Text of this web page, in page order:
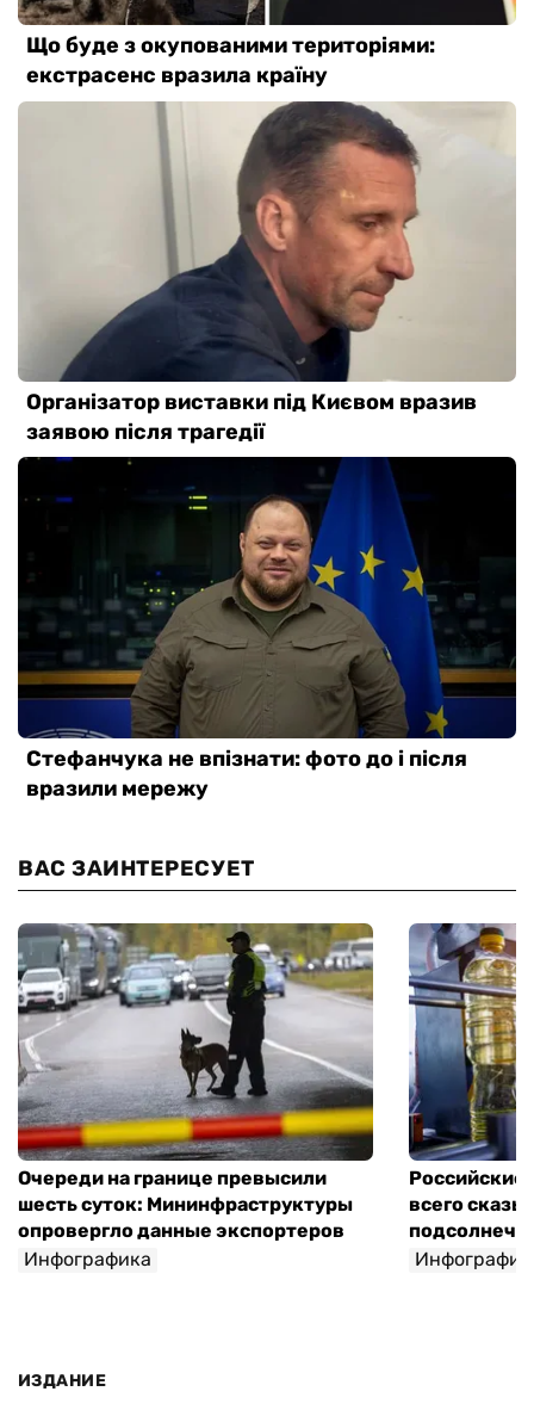
ВАС ЗАИНТЕРЕСУЕТ
Очереди на границе превысили
шесть суток: Мининфраструктуры
опровергло данные экспортеров
Инфографика
Российские
всего
ИЗДАНИЕ